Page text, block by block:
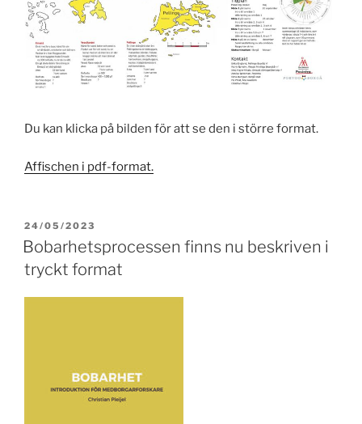
Du kan klicka på bilden för att se den i större format.
Affischen i pdf-format.
PUBLICERAT
24/05/2023
Bobarhetsprocessen finns nu beskriven i
tryckt format